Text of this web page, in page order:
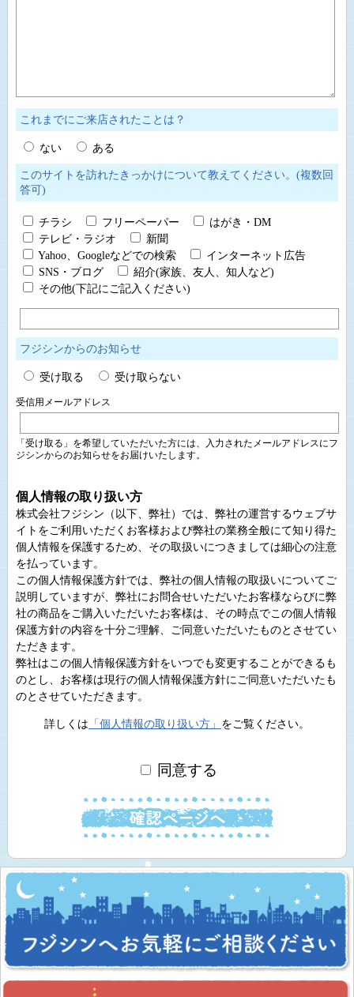
これまでにご来店されたことは？
ない ある
このサイトを訪れたきっかけについて教えてください。(複数回
答可)
チラシ フリーペーパー
はがき・DM
テレビ・ラジオ
新聞
Yahoo、Googleなどでの検索
インターネット広告
SNS・ブログ
紹介(家族、友人、知人など)
その他(下記にご記入ください)
フジシンからのお知らせ
受け取る 受け取らない
受信用メールアドレス
「受け取る」を希望していただいた方には、入力されたメールアドレスにフ
ジシンからのお知らせをお届けいたします。
個人情報の取り扱い方
株式会社フジシン（以下、弊社）では、弊社の運営するウェブサ
イトをご利用いただくお客様および弊社の業務全般にて知り得た
個人情報を保護するため、その取扱いにつきましては細心の注意
を払っています。
この個人情報保護方針では、弊社の個人情報の取扱いについてご
説明していますが、弊社にお問合せいただいたお客様ならびに弊
社の商品をご購入いただいたお客様は、その時点でこの個人情報
保護方針の内容を十分ご理解、ご同意いただいたものとさせてい
ただきます。
弊社はこの個人情報保護方針をいつでも変更することができるも
のとし、お客様は現行の個人情報保護方針にご同意いただいたも
のとさせていただきます。
詳しくは 「個人情報の取り扱い方」 をご覧ください。
同意する